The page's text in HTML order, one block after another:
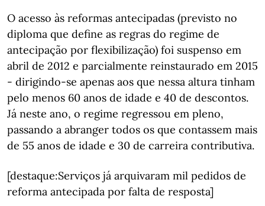
O acesso às reformas antecipadas (previsto no
diploma que define as regras do regime de
antecipação por flexibilização) foi suspenso em
abril de 2012 e parcialmente reinstaurado em 2015
- dirigindo-se apenas aos que nessa altura tinham
pelo menos 60 anos de idade e 40 de descontos.
Já neste ano, o regime regressou em pleno,
passando a abranger todos os que contassem mais
de 55 anos de idade e 30 de carreira contributiva.
[destaque:Serviços já arquivaram mil pedidos de
reforma antecipada por falta de resposta]